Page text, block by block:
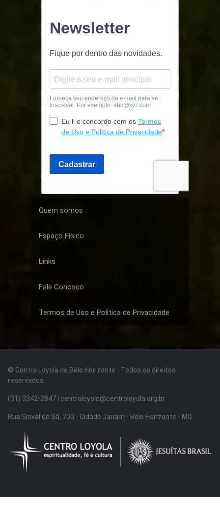
Quem somos
Espaço Físico
Links
Fale Conosco
Termos de Uso e Política de Privacidade
© Centro Loyola de Belo Horizonte · Todos os direitos
reservados.
(31) 3342-2847 | centroloyola@centroloyola.org.br
Rua Sinval de Sá, 700 - Cidade Jardim - Belo Horizonte - MG